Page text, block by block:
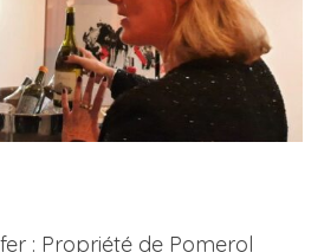
: Propriété de Pomerol